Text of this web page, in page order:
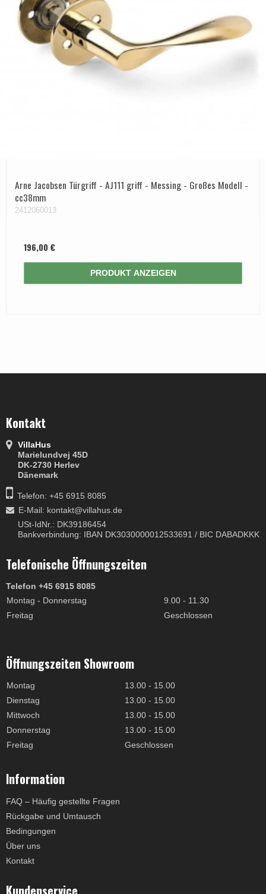
Arne Jacobsen Türgriff - AJ111 griff - Messing - Großes Modell -
cc38mm
2412060013
196,00 €
PRODUKT ANZEIGEN
Kontakt
VillaHus
Marielundvej 45D
DK-2730 Herlev
Dänemark
Telefon: +45 6915 8085
E-Mail: kontakt@villahus.de
USt-IdNr.: DK39186454
Bankverbindung: IBAN DK3030000012533691 / BIC DABADKKK
Telefonische Öffnungszeiten
Telefon +45 6915 8085
Montag - Donnerstag
9.00 - 11.30
Freitag
Geschlossen
Öffnungszeiten Showroom
Montag
13.00 - 15.00
Dienstag
13.00 - 15.00
Mittwoch
13.00 - 15.00
Donnerstag
13.00 - 15.00
Freitag
Geschlossen
Information
FAQ – Häufig gestellte Fragen
Rückgabe und Umtausch
Bedingungen
Über uns
Kontakt
Kundenservice